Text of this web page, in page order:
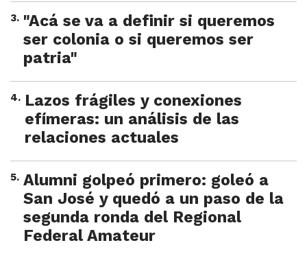
3. "Acá se va a definir si queremos
ser colonia o si queremos ser
patria"
4. Lazos frágiles y conexiones
efímeras: un análisis de las
relaciones actuales
5. Alumni golpeó primero: goleó a
San José y quedó a un paso de la
segunda ronda del Regional
Federal Amateur